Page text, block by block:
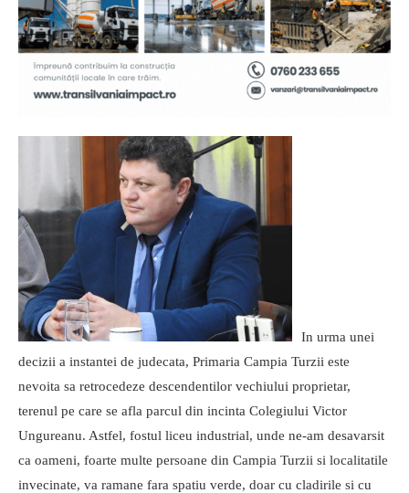
In urma unei
decizii a instantei de judecata, Primaria Campia Turzii este
nevoita sa retrocedeze descendentilor vechiului proprietar,
terenul pe care se afla parcul din incinta Colegiului Victor
Ungureanu. Astfel, fostul liceu industrial, unde ne-am desavarsit
ca oameni, foarte multe persoane din Campia Turzii si localitatile
invecinate, va ramane fara spatiu verde, doar cu cladirile si cu